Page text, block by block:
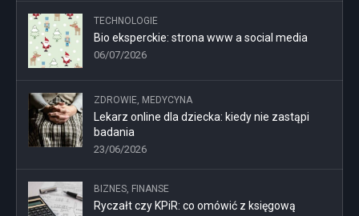
TECHNOLOGIE
Bio eksperckie: strona www a social media
06/07/2026
ZDROWIE, MEDYCYNA
Lekarz online dla dziecka: kiedy nie zastąpi
badania
23/06/2026
BIZNES, FINANSE
Ryczałt czy KPiR: co omówić z księgową